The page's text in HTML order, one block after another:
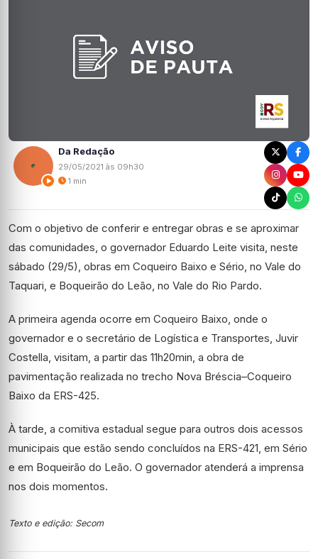
Da Redação
29/05/2021 às 09h30
1 min
Com o objetivo de conferir e entregar obras e se aproximar
das comunidades, o governador Eduardo Leite visita, neste
sábado (29/5), obras em Coqueiro Baixo e Sério, no Vale do
Taquari, e Boqueirão do Leão, no Vale do Rio Pardo.
A primeira agenda ocorre em Coqueiro Baixo, onde o
governador e o secretário de Logística e Transportes, Juvir
Costella, visitam, a partir das 11h20min, a obra de
pavimentação realizada no trecho Nova Bréscia–Coqueiro
Baixo da ERS-425.
À tarde, a comitiva estadual segue para outros dois acessos
municipais que estão sendo concluídos na ERS-421, em Sério
e em Boqueirão do Leão. O governador atenderá a imprensa
nos dois momentos.
Texto e edição: Secom